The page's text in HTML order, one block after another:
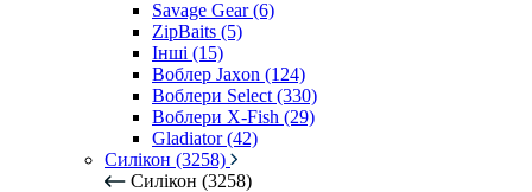
Savage Gear (6)
ZipBaits (5)
Інші (15)
Воблер Jaxon (124)
Воблери Select (330)
Воблери X-Fish (29)
Gladiator (42)
Силікон (3258)
Силікон (3258)